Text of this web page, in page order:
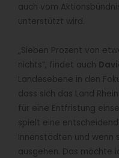
auch vom
unterstützt wird.
„Sieben Prozent von
nichts“, findet auch
Landesebene in den
dass sich das Land
für eine Entfristung
spielt eine
Innenstädten und wenn
ausgehen. Das möchte